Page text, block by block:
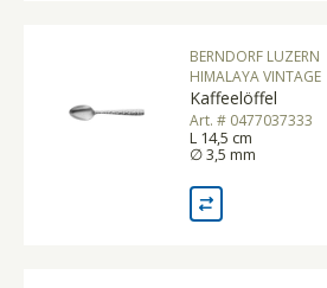
BERNDORF LUZERN
HIMALAYA VINTAGE
Kaffeelöffel
Art. # 0477037333
L 14,5 cm
∅ 3,5 mm